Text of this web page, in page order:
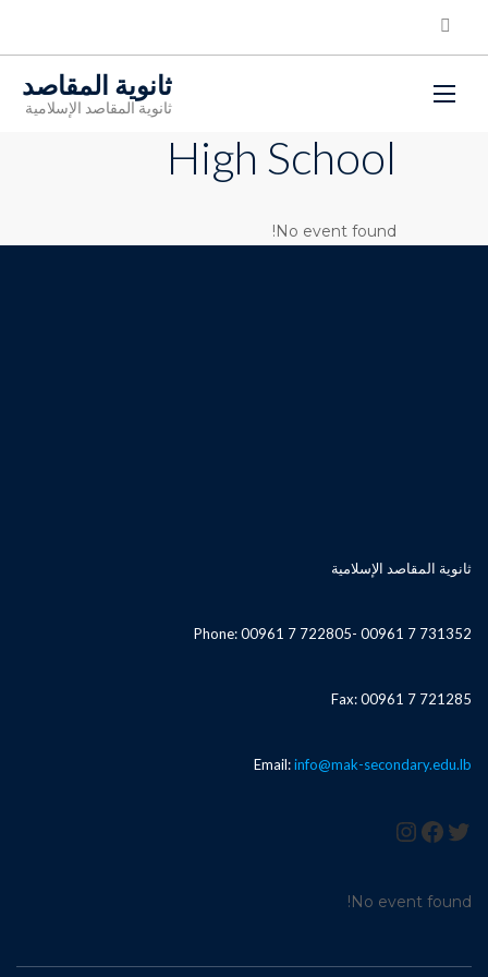
ثانوية المقاصد
ثانوية المقاصد الإسلامية
High School
No event found!
ثانوية المقاصد الإسلامية
Phone: 00961 7 722805- 00961 7 731352
Fax: 00961 7 721285
Email:info@mak-secondary.edu.lb
تويترفيسبوك
إنستجرام
No event found!